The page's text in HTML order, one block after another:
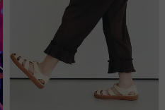
日書、姓名貼等）。
籍如經拆封、使用，則酌收整
或電腦軟體（例如 DVD、CD
內容或一經提供即為完成之線